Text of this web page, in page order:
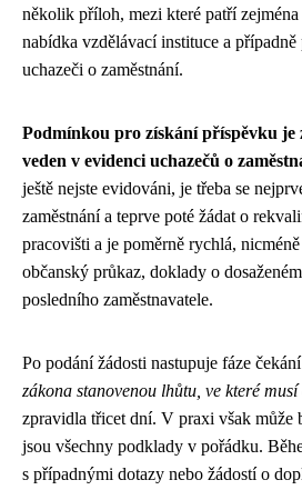
několik příloh, mezi které patří
nabídka vzdělávací instituce a
uchazeči o zaměstnání.
Podmínkou pro získání příspěvku je
veden v evidenci uchazečů o
ještě nejste evidováni, je třeba se
zaměstnání a teprve poté žádat o
pracovišti a je poměrně rychlá,
občanský průkaz, doklady o
posledního zaměstnavatele.
Po podání žádosti nastupuje fáze
zákona stanovenou lhůtu, ve které
zpravidla třicet dní. V praxi však
jsou všechny podklady v pořádku.
s případnými dotazy nebo žádostí o